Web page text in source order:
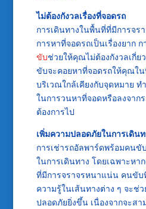
ไม่ต้องกังวลเรื่องที่จอดรถ
การเดินทางในพื้นที่ที่มีการจร
การหาที่จอดรถเป็นเรื่องยาก ก
ขับช่วยให้คุณไม่ต้องกังวลเกี่
ขับจะคอยหาที่จอดรถให้คุณใ
บริเวณใกล้เคียงกับจุดหมาย ท
ในการวนหาที่จอดหรือลงจาก
ต้องการไป
เพิ่มความปลอดภัยในการเดิน
การเช่ารถอัลพาร์ดพร้อมคนขั
ในการเดินทาง โดยเฉพาะห
ที่มีการจราจรหนาแน่น คนขั
ความรู้ในเส้นทางต่าง ๆ จะช่
ปลอดภัยยิ่งขึ้น เนื่องจากจะสา